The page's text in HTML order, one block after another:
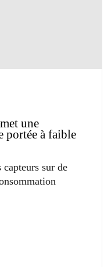
une
portée à faible
capteurs sur de